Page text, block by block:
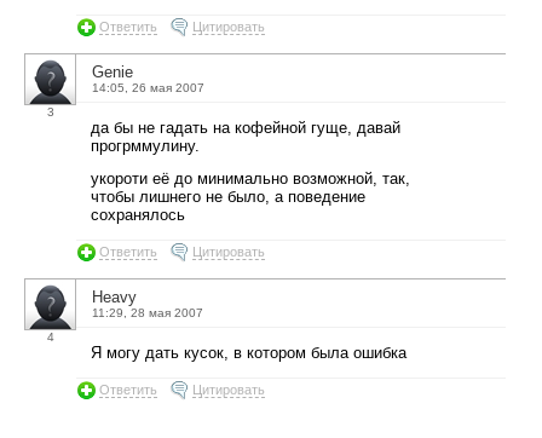
Ответить Цитировать
3
Genie
14:05, 26 мая 2007
да бы не гадать на кофейной гуще, давай
прогрммулину.
укороти её до минимально возможной, так,
чтобы лишнего не было, а поведение
сохранялось
Ответить Цитировать
4
Heavy
11:29, 28 мая 2007
Я могу дать кусок, в котором была ошибка
Ответить Цитировать